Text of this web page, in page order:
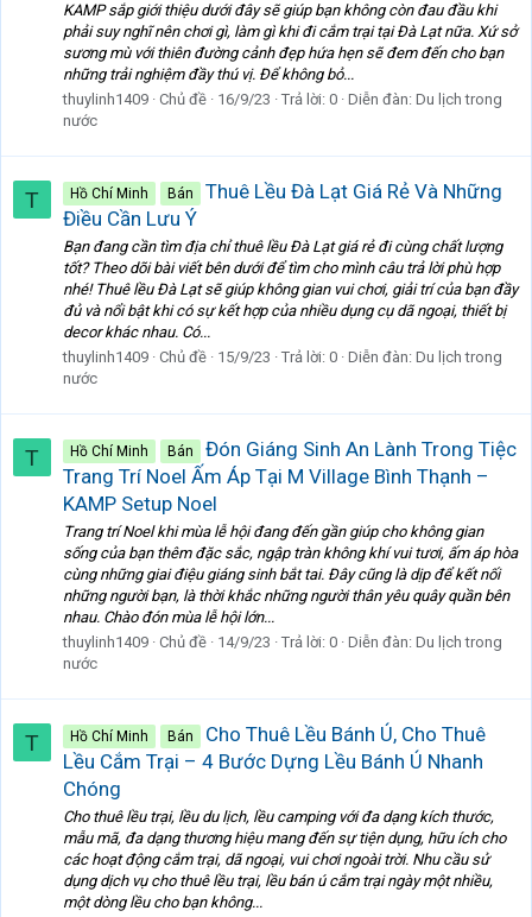
KAMP sắp giới thiệu dưới đây sẽ giúp bạn không còn đau đầu khi
phải suy nghĩ nên chơi gì, làm gì khi đi cắm trại tại Đà Lạt nữa. Xứ sở
sương mù với thiên đường cảnh đẹp hứa hẹn sẽ đem đến cho bạn
những trải nghiệm đầy thú vị. Để không bỏ...
thuylinh1409 Chủ đề 16/9/23 Trả lời: 0 Diễn đàn: Du lịch trong
nước
T Hồ Chí Minh Bán
Thuê Lều Đà Lạt Giá Rẻ Và Những
Điều Cần Lưu Ý
Bạn đang cần tìm địa chỉ thuê lều Đà Lạt giá rẻ đi cùng chất lượng
tốt? Theo dõi bài viết bên dưới để tìm cho mình câu trả lời phù hợp
nhé! Thuê lều Đà Lạt sẽ giúp không gian vui chơi, giải trí của bạn đầy
đủ và nổi bật khi có sự kết hợp của nhiều dụng cụ dã ngoại, thiết bị
decor khác nhau. Có...
thuylinh1409 Chủ đề 15/9/23 Trả lời: 0 Diễn đàn: Du lịch trong
nước
T Hồ Chí Minh Bán
Đón Giáng Sinh An Lành Trong Tiệc
Trang Trí Noel Ấm Áp Tại M Village Bình Thạnh –
KAMP Setup Noel
Trang trí Noel khi mùa lễ hội đang đến gần giúp cho không gian
sống của bạn thêm đặc sắc, ngập tràn không khí vui tươi, ấm áp hòa
cùng những giai điệu giáng sinh bắt tai. Đây cũng là dịp để kết nối
những người bạn, là thời khắc những người thân yêu quây quần bên
nhau. Chào đón mùa lễ hội lớn...
thuylinh1409 Chủ đề 14/9/23 Trả lời: 0 Diễn đàn: Du lịch trong
nước
T Hồ Chí Minh Bán
Cho Thuê Lều Bánh Ú, Cho Thuê
Lều Cắm Trại – 4 Bước Dựng Lều Bánh Ú Nhanh
Chóng
Cho thuê lều trại, lều du lịch, lều camping với đa dạng kích thước,
mẫu mã, đa dạng thương hiệu mang đến sự tiện dụng, hữu ích cho
các hoạt động cắm trại, dã ngoại, vui chơi ngoài trời. Nhu cầu sử
dụng dịch vụ cho thuê lều trại, lều bán ú cắm trại ngày một nhiều,
một dòng lều cho bạn không...